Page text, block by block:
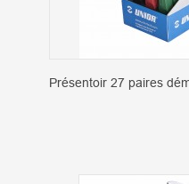
Présentoir 27 paires